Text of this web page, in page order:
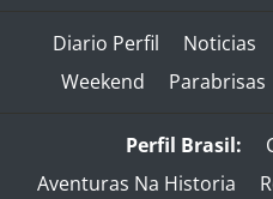
Diario Perfil Noticias
Weekend
Parabrisas
Perfil Brasil:
Aventuras Na Historia